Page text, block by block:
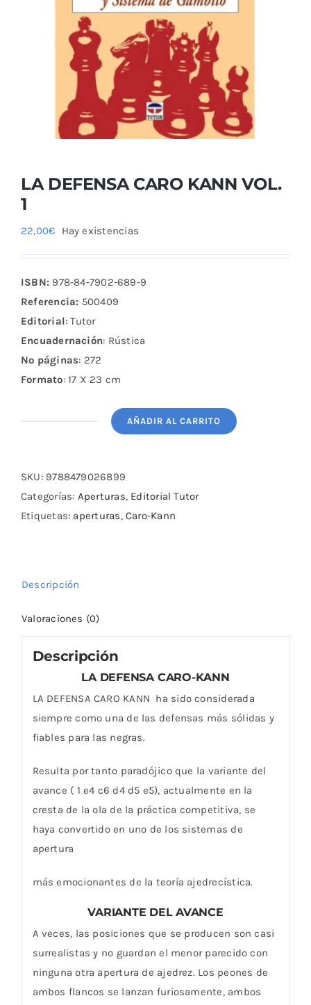
LA DEFENSA CARO KANN VOL.
1
22,00€ Hay existencias
ISBN: 978-84-7902-689-9
Referencia: 500409
Editorial: Tutor
Encuadernación: Rústica
Nº páginas: 272
Formato: 17 X 23 cm
KANN
AÑADIR AL CARRITO
SKU: 9788479026899
Categorías: Aperturas, Editorial Tutor
Etiquetas: aperturas, Caro-Kann
Descripción
Valoraciones (0)
Descripción
LA DEFENSA CARO-KANN
LA DEFENSA CARO KANN ha sido considerada
siempre como una de las defensas más sólidas y
fiables para las negras.
Resulta por tanto paradójico que la variante del
avance ( 1 e4 c6 d4 d5 e5), actualmente en la
cresta de la ola de la práctica competitiva, se
haya convertido en uno de los sistemas de
apertura
más emocionantes de la teoría ajedrecística.
VARIANTE DEL AVANCE
A veces, las posiciones que se producen son casi
surrealistas y no guardan el menor parecido con
ninguna otra apertura de ajedrez. Los peones de
ambos flancos se lanzan furiosamente, ambos